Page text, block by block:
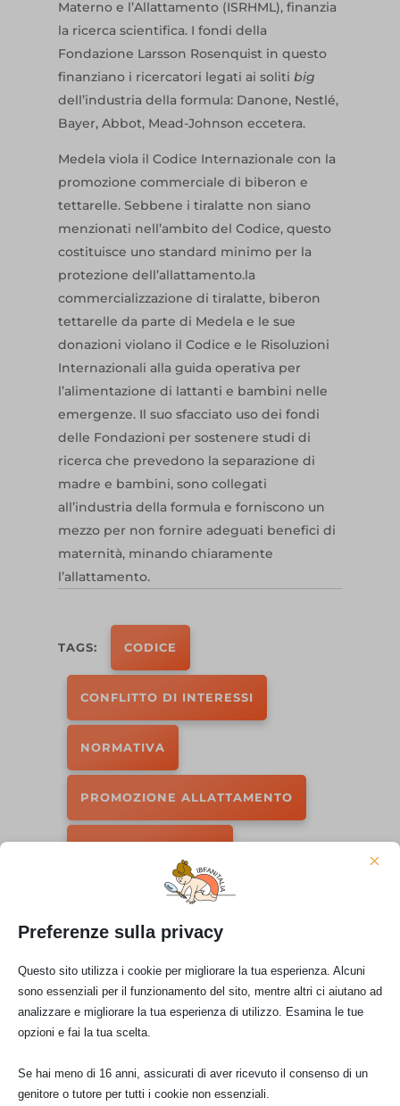
Materno e l’Allattamento (ISRHML), finanzia
la ricerca scientifica. I fondi della
Fondazione Larsson Rosenquist in questo
finanziano i ricercatori legati ai soliti big
dell’industria della formula: Danone, Nestlé,
Bayer, Abbot, Mead-Johnson eccetera.
Medela viola il Codice Internazionale con la
promozione commerciale di biberon e
tettarelle. Sebbene i tiralatte non siano
menzionati nell’ambito del Codice, questo
costituisce uno standard minimo per la
protezione dell’allattamento.la
commercializzazione di tiralatte, biberon
tettarelle da parte di Medela e le sue
donazioni violano il Codice e le Risoluzioni
Internazionali alla guida operativa per
l’alimentazione di lattanti e bambini nelle
emergenze. Il suo sfacciato uso dei fondi
delle Fondazioni per sostenere studi di
ricerca che prevedono la separazione di
madre e bambini, sono collegati
all’industria della formula e forniscono un
mezzo per non fornire adeguati benefici di
maternità, minando chiaramente
l’allattamento.
TAGS: CODICE
CONFLITTO DI INTERESSI
NORMATIVA
PROMOZIONE ALLATTAMENTO
Artico Precedente
ISCRIVITI ALLA NEWSLETTER
Iscriviti alla nostra newsletter per ricevere gli ultimi
aggiornamenti, sconti speciali e molto altro ancora.
Preferenze sulla privacy
×
Questo sito utilizza i cookie per migliorare la tua esperienza. Alcuni
sono essenziali per il funzionamento del sito, mentre altri ci aiutano ad
analizzare e migliorare la tua esperienza di utilizzo. Esamina le tue
opzioni e fai la tua scelta.
Se hai meno di 16 anni, assicurati di aver ricevuto il consenso di un
genitore o tutore per tutti i cookie non essenziali.